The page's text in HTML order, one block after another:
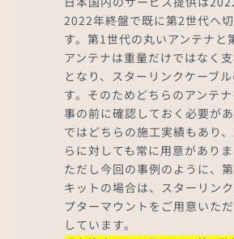
2022年終盤で既に第2世代へ
す。第1世代の丸いアンテナと
アンテナは重量だけではなく
となり、スターリンクケーブ
す。そのためどちらのアンテ
事の前に確認しておく必要が
ではどちらの施工実績もあり
らに対しても常に用意がありま
ただし今回の事例のように、
キットの場合は、スターリン
プターマウントをご用意いた
しています。